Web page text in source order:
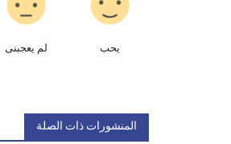
يحب لم يعجبنى
المنشورات ذات الصلة